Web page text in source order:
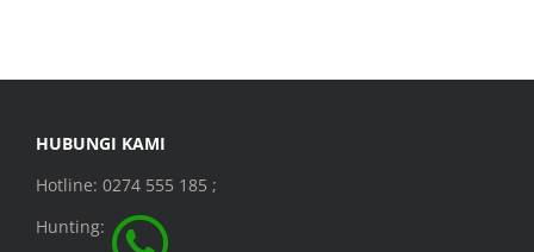
HUBUNGI KAMI
Hotline: 0274 555 185 ;
Hunting: